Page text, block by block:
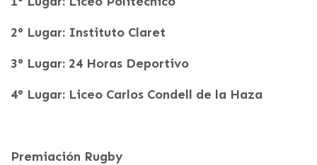
2° Lugar: Instituto Claret
3° Lugar: 24 Horas Deportivo
4° Lugar: Liceo Carlos Condell de la Haza
Premiación Rugby